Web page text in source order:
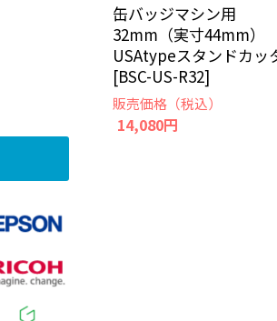
缶バッジマシン用
32mm（実寸44mm）
USAtypeスタンドカッ
[BSC-US-R32]
販売価格（税込）
14,080円